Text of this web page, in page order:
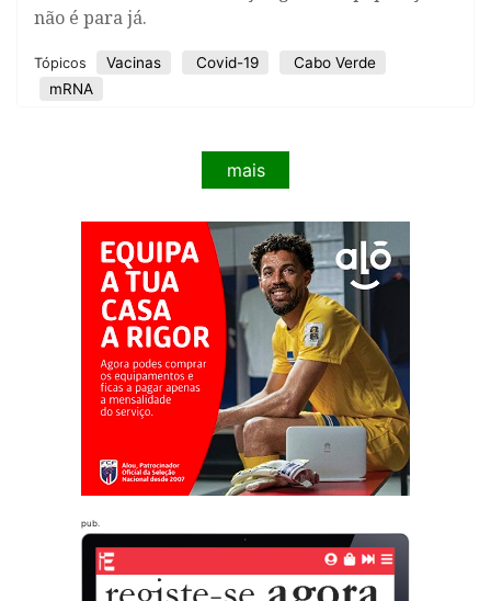
não é para já.
Tópicos Vacinas Covid-19
Cabo Verde
mRNA
mais
pub.